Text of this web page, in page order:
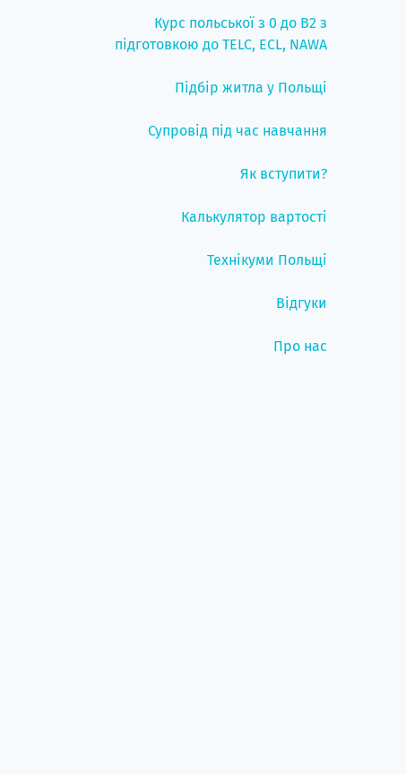
Курс польської з 0 до B2 з
підготовкою до TELC, ECL, NAWA
Підбір житла у Польщі
Супровід під час навчання
Як вступити?
Калькулятор вартості
Технікуми Польщі
Відгуки
Про нас